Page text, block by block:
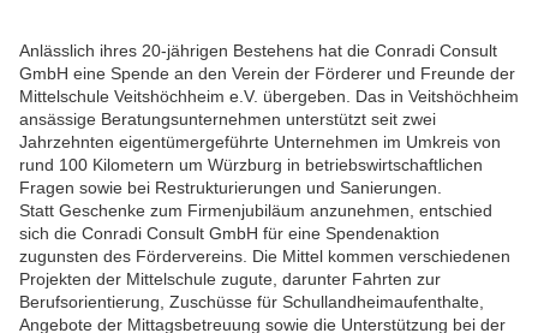
Anlässlich ihres 20-jährigen Bestehens hat die Conradi Consult
GmbH eine Spende an den Verein der Förderer und Freunde der
Mittelschule Veitshöchheim e.V. übergeben. Das in Veitshöchheim
ansässige Beratungsunternehmen unterstützt seit zwei
Jahrzehnten eigentümergeführte Unternehmen im Umkreis von
rund 100 Kilometern um Würzburg in betriebswirtschaftlichen
Fragen sowie bei Restrukturierungen und Sanierungen.
Statt Geschenke zum Firmenjubiläum anzunehmen, entschied
sich die Conradi Consult GmbH für eine Spendenaktion
zugunsten des Fördervereins. Die Mittel kommen verschiedenen
Projekten der Mittelschule zugute, darunter Fahrten zur
Berufsorientierung, Zuschüsse für Schullandheimaufenthalte,
Angebote der Mittagsbetreuung sowie die Unterstützung bei der